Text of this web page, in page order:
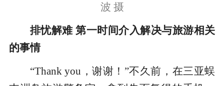
波 摄
排忧解难 第一时间介入解决与旅游相关
的事情
“Thank you，谢谢！”不久前，在三亚蜈